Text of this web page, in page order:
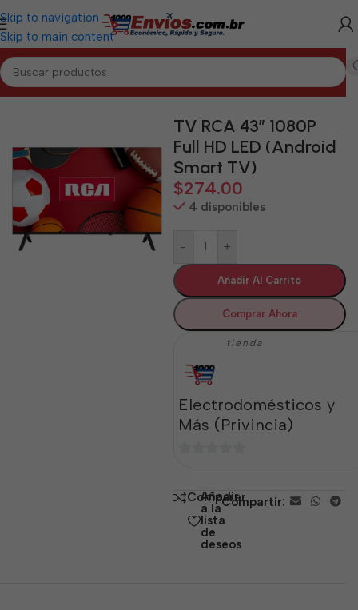
Skip to navigation
Skip to main content
Inicio/ARTEMISA/Electrodomésticos Artemisa
TV RCA 43” 1080P
Full HD LED (Android
Smart TV)
$274.00
4 disponibles
- +
Añadir Al Carrito
Comprar Ahora
tienda
Electrodomésticos y
Más (Privincia)
5 Comparar
Añadir
a la
lista
de
deseos
Compartir: